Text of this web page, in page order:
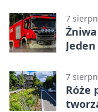
7
7
Róże